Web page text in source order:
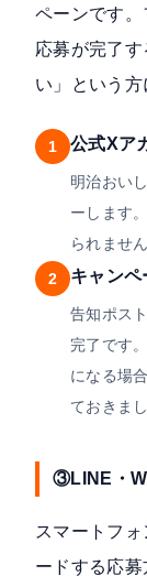
ペーンです
応募が完了
い」という方
1 公式Xア
明治おい
ーします
られません
2 キャンペ
告知ポス
完了です
になる場
ておきま
③LINE・
スマートフ
ードする応